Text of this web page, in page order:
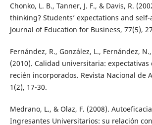
Chonko, L. B., Tanner, J. F., & Davis, R.
thinking? Students’ expectations and self-
Journal of Education for Business, 77(5),
Fernández, R., González, L., Fernández,
(2010). Calidad universitaria:
recién incorporados. Revista Nacional de
1(2), 17-30.
Medrano, L., & Olaz, F. (2008).
Ingresantes Universitarios: su relación